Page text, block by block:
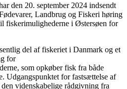
den 20. september 2024 indsendt
Landbrug og Fiskeri høring
fiskerimulighederne i Østersøen for
del af fiskeriet i Danmark og et
for
som opkøber fisk fra både
Udgangspunktet for fastsættelse af
videnskabelige rådgivning fra